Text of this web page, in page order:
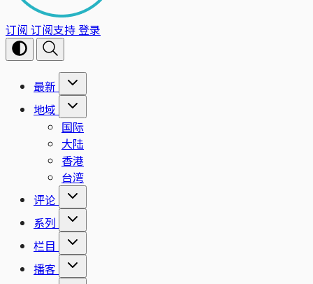
订阅 订阅支持登录
最新
地域
国际
大陆
香港
台湾
评论
系列
栏目
播客